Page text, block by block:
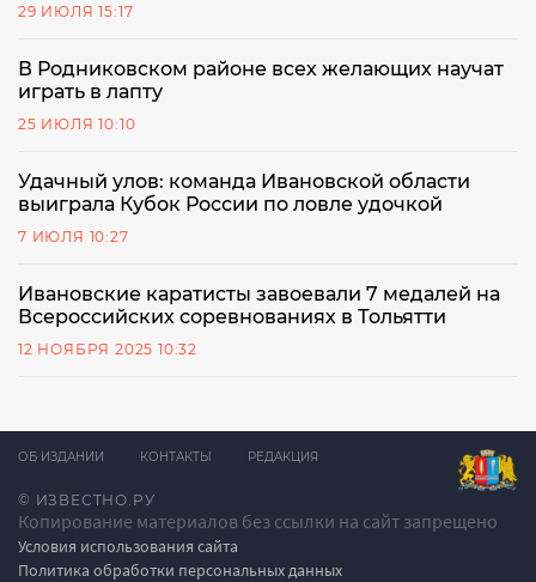
29 ИЮЛЯ 15:17
В Родниковском районе всех желающих научат
играть в лапту
25 ИЮЛЯ 10:10
Удачный улов: команда Ивановской области
выиграла Кубок России по ловле удочкой
7 ИЮЛЯ 10:27
Ивановские каратисты завоевали 7 медалей на
Всероссийских соревнованиях в Тольятти
12 НОЯБРЯ 2025 10:32
© ИЗВЕСТНО.РУ
Копирование материалов без ссылки на сайт запрещено
Условия использования сайта
Политика обработки персональных данных
ОБ ИЗДАНИИ КОНТАКТЫ РЕДАКЦИЯ